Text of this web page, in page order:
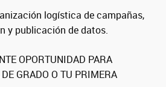
logística de campañas,
y publicación de datos.
OPORTUNIDAD PARA
GRADO O TU PRIMERA